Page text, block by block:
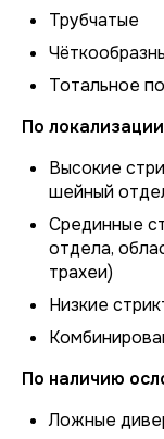
Трубчатые
Тотальное
По
Высокие
шейный
Срединные
отдела,
трахеи)
Низкие
По наличию
Ложные